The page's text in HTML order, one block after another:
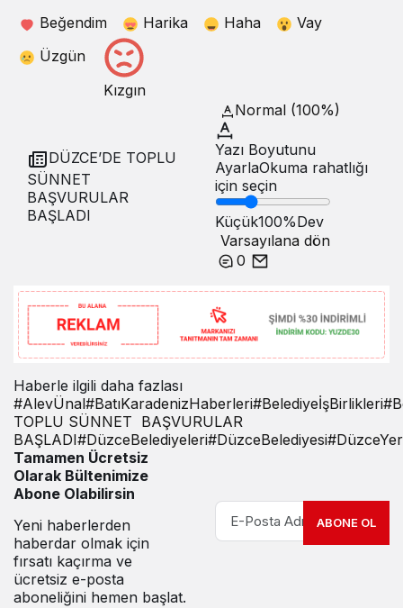
Beğendim
Harika Haha
Vay
Üzgün
Kızgın
DÜZCE’DE TOPLU
SÜNNET
BAŞVURULAR
BAŞLADI
Normal (100%)
Yazı Boyutunu
AyarlaOkuma rahatlığı
için seçin
Küçük100%Dev
Varsayılana dön
0
Haberle ilgili daha fazlası
#AlevÜnal#BatıKaradenizHaberleri#BelediyeİşBirlikleri#
TOPLU SÜNNET BAŞVURULAR
BAŞLADI#DüzceBelediyeleri#DüzceBelediyesi#
Tamamen Ücretsiz
Olarak Bültenimize
Abone Olabilirsin
Yeni haberlerden
haberdar olmak için
fırsatı kaçırma ve
ücretsiz e-posta
aboneliğini hemen başlat.
ABONE OL